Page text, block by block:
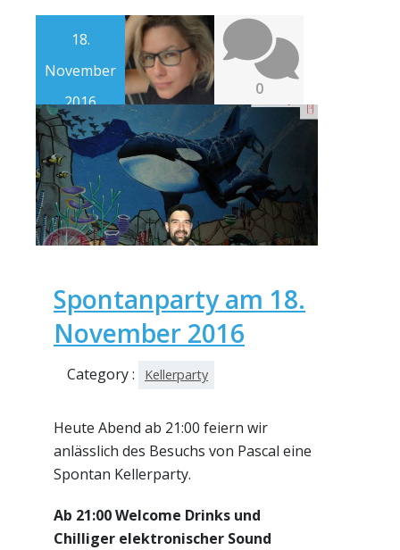
18.
November
2016
0
Spontanparty am 18.
November 2016
Category : Kellerparty
Heute Abend ab 21:00 feiern wir
anlässlich des Besuchs von Pascal eine
Spontan Kellerparty.
Ab 21:00 Welcome Drinks und
Chilliger elektronischer Sound